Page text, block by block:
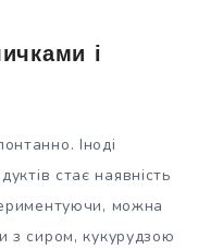
і
Іноді
стає наявність
можна
з сиром, кукурудзою